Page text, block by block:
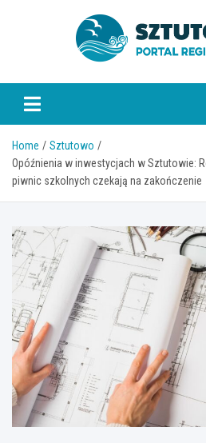
Home
Sztutowo
Opóźnienia w inwestycjach w Sztutowie:
piwnic szkolnych czekają na zakończenie